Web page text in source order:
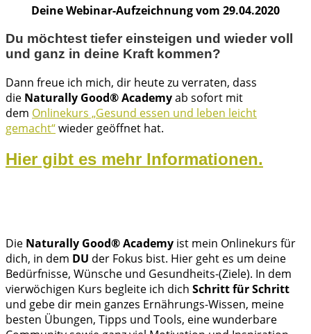
Deine Webinar-Aufzeichnung vom 29.04.2020
Du möchtest tiefer einsteigen und wieder voll
und ganz in deine Kraft kommen?
Dann freue ich mich, dir heute zu verraten, dass
die Naturally Good® Academyab sofort mit
dem Onlinekurs „Gesund essen und leben leicht
gemacht“wieder geöffnet hat.
Hier gibt es mehr Informationen.
Die Naturally Good® Academy ist mein Onlinekurs für
dich, in dem DU der Fokus bist. Hier geht es um deine
Bedürfnisse, Wünsche und Gesundheits-(Ziele). In dem
vierwöchigen Kurs begleite ich dich Schritt für Schritt
und gebe dir mein ganzes Ernährungs-Wissen, meine
besten Übungen, Tipps und Tools, eine wunderbare